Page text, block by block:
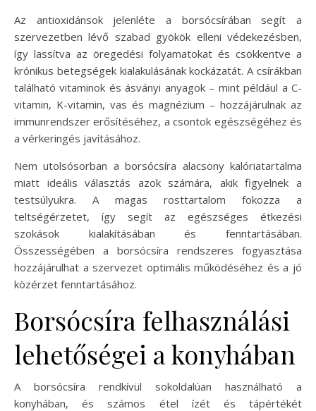
Az antioxidánsok jelenléte a borsócsírában segít a
szervezetben lévő szabad gyökök elleni védekezésben,
így lassítva az öregedési folyamatokat és csökkentve a
krónikus betegségek kialakulásának kockázatát. A csírákban
található vitaminok és ásványi anyagok – mint például a C-
vitamin, K-vitamin, vas és magnézium – hozzájárulnak az
immunrendszer erősítéséhez, a csontok egészségéhez és
a vérkeringés javításához.
Nem utolsósorban a borsócsíra alacsony kalóriatartalma
miatt ideális választás azok számára, akik figyelnek a
testsúlyukra. A magas rosttartalom fokozza a
teltségérzetet, így segít az egészséges étkezési
szokások kialakításában és fenntartásában.
Összességében a borsócsíra rendszeres fogyasztása
hozzájárulhat a szervezet optimális működéséhez és a jó
közérzet fenntartásához.
Borsócsíra felhasználási
lehetőségei a konyhában
A borsócsíra rendkívül sokoldalúan használható a
konyhában, és számos étel ízét és tápértékét